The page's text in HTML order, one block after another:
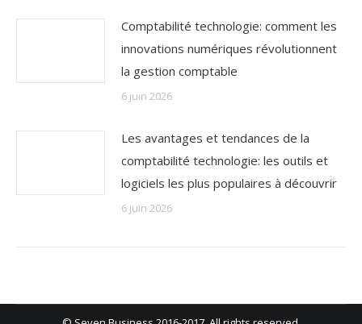
Comptabilité technologie: comment les
innovations numériques révolutionnent
la gestion comptable
6 juin 2026
Les avantages et tendances de la
comptabilité technologie: les outils et
logiciels les plus populaires à découvrir
6 juin 2026